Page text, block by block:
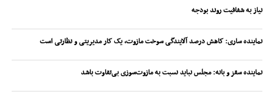
نیاز به شفافیت روند بودجه
نماینده ساری: کاهش درصد آلایندگی سوخت مازوت، یک کار مدیریتی و نظارتی است
نماینده سقز و بانه: مجلس نباید نسبت به مازوت‌سوزی بی‌تفاوت باشد